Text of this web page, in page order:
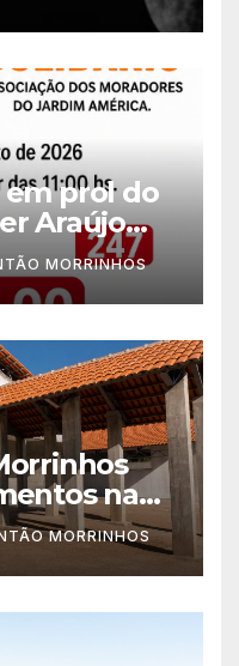
prol do
Araújo
no Jardim
MORRINHOS
na
da Escola
de
em ritmo
forma.
MORRINHOS